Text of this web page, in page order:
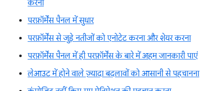
करना
परफ़ॉर्मेंस पैनल में सुधार
परफ़ॉर्मेंस से जुड़े नतीजों को एनोटेट करना और शेयर करना
परफ़ॉर्मेंस पैनल में ही परफ़ॉर्मेंस के बारे में अहम जानकारी पाएं
लेआउट में होने वाले ज़्यादा बदलावों को आसानी से पहचानना